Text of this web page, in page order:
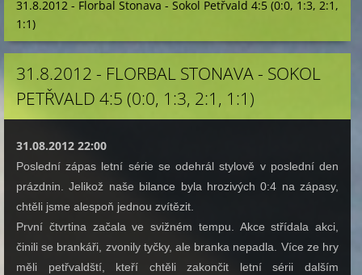
31.8.2012 - Florbal Stonava - Sokol Petřvald 4:5 (0:0, 1:3, 2:1,
1:1)
31.8.2012 - FLORBAL STONAVA - SOKOL
PETŘVALD 4:5 (0:0, 1:3, 2:1, 1:1)
31.08.2012 22:00
Poslední zápas letní série se odehrál stylově v poslední den
prázdnin. Jelikož naše bilance byla hrozivých 0:4 na zápasy,
chtěli jsme alespoň jednou zvítězit.
První čtvrtina začala ve svižném tempu. Akce střídala akci,
činili se brankáři, zvonily tyčky, ale branka nepadla. Více ze hry
měli petřvaldští, kteří chtěli zakončit letní sérii dalším